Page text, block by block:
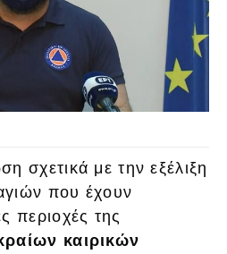
σχετικά με την εξέλιξη
που έχουν
περιοχές της
καιρικών